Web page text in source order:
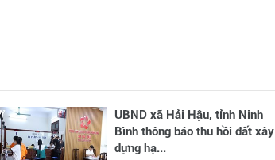
UBND xã Hải Hậu, tỉnh Ninh
Bình thông báo thu hồi đất xây
dựng hạ...